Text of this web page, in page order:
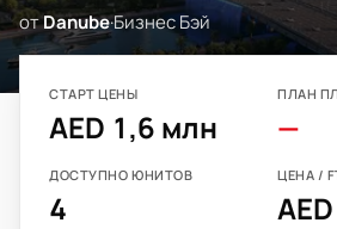
отDanube·Бизнес Бэй
СТАРТ ЦЕНЫ
AED 1,6 млн
ПЛАН
—
ДОСТУПНО ЮНИТОВ
4
ЦЕНА /